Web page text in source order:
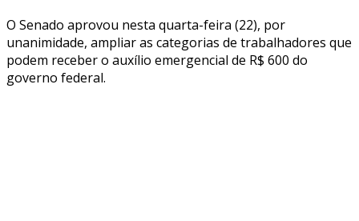
O Senado aprovou nesta quarta-feira (22), por
unanimidade, ampliar as categorias de trabalhadores que
podem receber o auxílio emergencial de R$ 600 do
governo federal.